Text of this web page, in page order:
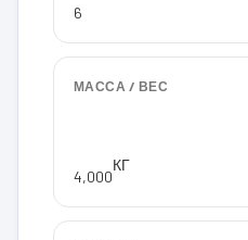
6
МАССА / ВЕС
4,000
КГ